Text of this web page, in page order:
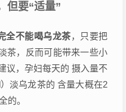
但要“适量”
全不能喝乌龙茶，只要把
茶，反而可能带来一些小
议，孕妇每天的 摄入量不
淡乌龙茶的 含量大概在2
的。